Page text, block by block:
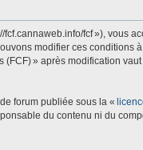
fcf »), vous
modifier ces conditions
» après modification
forum publiée sous la «
du contenu ni du